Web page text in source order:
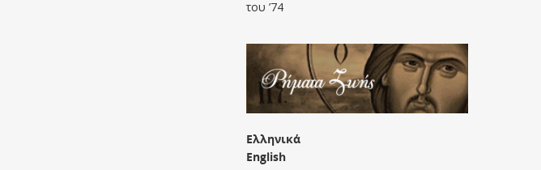
του ’74
Ελληνικά
English